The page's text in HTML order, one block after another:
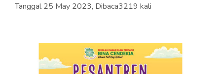
Tanggal 25 May 2023, Dibaca3219 kali